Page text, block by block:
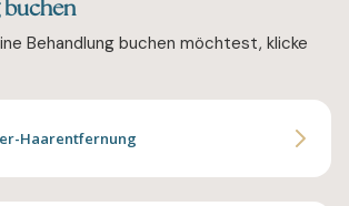
buchen
Behandlung buchen möchtest, klicke
Haarentfernung